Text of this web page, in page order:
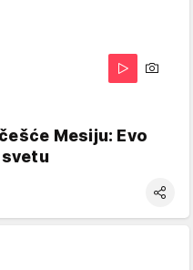
Mesiju: Evo